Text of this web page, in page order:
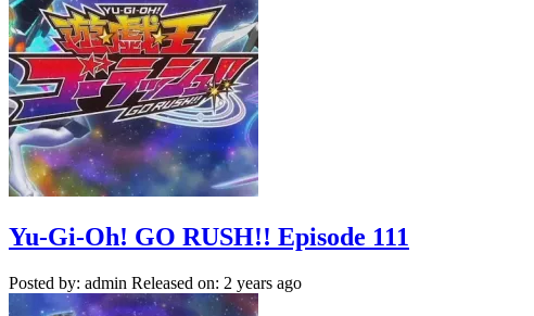
Yu-Gi-Oh! GO RUSH!! Episode 111
Posted by: admin Released on: 2 years ago